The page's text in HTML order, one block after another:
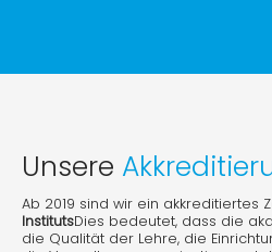
Unsere
Ab 2019 sind wir ein akkreditiertes
InstitutsDies bedeutet, dass die
die Qualität der Lehre, die